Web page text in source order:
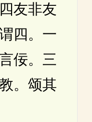
友非友
四。一
佞。三
。颂其